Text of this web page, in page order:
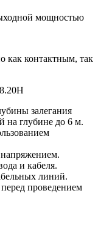
мощностью
как контактным, так
залегания
на глубине до 6 м.
и кабеля.
линий.
проведением